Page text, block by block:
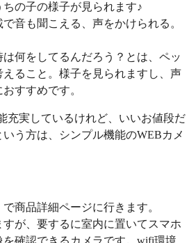
の子の様子が見られます♪
音も聞こえる、声をかけられる。
何をしてるんだろう？とは、ペッ
えること。様子を見られますし、声
すすめです。
充実しているけれど、いいお値段だ
う方は、シンプル機能のWEBカメ
商品詳細ページに行きます。
が、要するに室内に置いてスマホ